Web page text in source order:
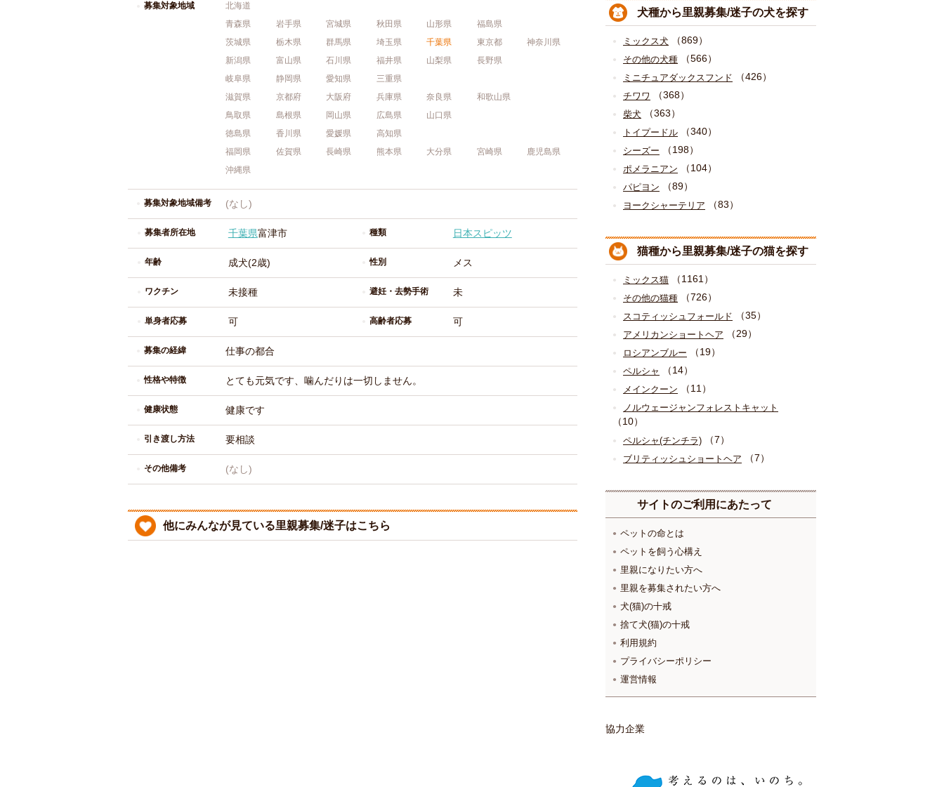
募集対象地域
北海道
青森県
岩手県 宮城県 秋田県 山形県
福島県
茨城県
栃木県 群馬県 埼玉県 千葉県 東京都
神奈川県
新潟県
富山県 石川県 福井県 山梨県
長野県
岐阜県
静岡県 愛知県
三重県
滋賀県
京都府 大阪府 兵庫県 奈良県
和歌山県
鳥取県
島根県 岡山県 広島県
山口県
徳島県
香川県 愛媛県
高知県
福岡県
佐賀県 長崎県 熊本県 大分県 宮崎県
鹿児島県
沖縄県
募集対象地域備考 (なし)
募集者所在地 千葉県富津市 種類 日本スピッツ
年齢 成犬(2歳) 性別 メス
ワクチン 未接種 避妊・去勢手術 未
単身者応募 可 高齢者応募 可
募集の経緯 仕事の都合
性格や特徴 とても元気です、噛んだりは一切しません。
健康状態 健康です
引き渡し方法 要相談
その他備考 (なし)
他にみんなが見ている里親募集/迷子はこちら
犬種から里親募集/迷子の犬を探す
ミックス犬 （869）
その他の犬種 （566）
ミニチュアダックスフンド （426）
チワワ （368）
柴犬 （363）
トイプードル （340）
シーズー （198）
ポメラニアン （104）
パピヨン （89）
ヨークシャーテリア （83）
猫種から里親募集/迷子の猫を探す
ミックス猫 （1161）
その他の猫種 （726）
スコティッシュフォールド （35）
アメリカンショートヘア （29）
ロシアンブルー （19）
ペルシャ （14）
メインクーン （11）
ノルウェージャンフォレストキャット
（10）
ペルシャ(チンチラ) （7）
ブリティッシュショートヘア （7）
サイトのご利用にあたって
ペットの命とは
ペットを飼う心構え
里親になりたい方へ
里親を募集されたい方へ
犬(猫)の十戒
捨て犬(猫)の十戒
利用規約
プライバシーポリシー
運営情報
協力企業